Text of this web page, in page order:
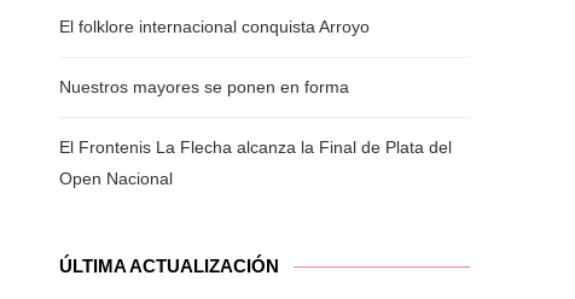
El folklore internacional conquista Arroyo
Nuestros mayores se ponen en forma
El Frontenis La Flecha alcanza la Final de Plata del
Open Nacional
ÚLTIMA ACTUALIZACIÓN